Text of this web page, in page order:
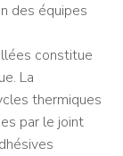
des équipes
constitue
La
thermiques
par le joint